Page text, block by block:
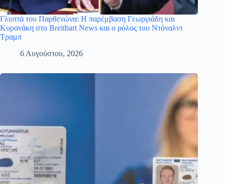
Γλυπτά του Παρθενώνα: Η παρέμβαση Γεωργιάδη και
Κυρανάκη στο Breitbart News και ο ρόλος του Ντόναλντ
Τραμπ
6 Αυγούστου, 2026